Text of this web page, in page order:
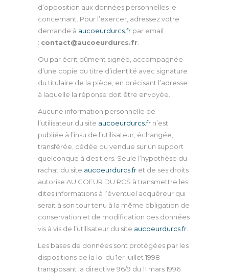
d’opposition aux données personnelles le
concernant. Pour l’exercer, adressez votre
demande à aucoeurdurcs.fr par email
: contact@aucoeurdurcs.fr
Ou par écrit dûment signée, accompagnée
d’une copie du titre d’identité avec signature
du titulaire de la pièce, en précisant l’adresse
à laquelle la réponse doit être envoyée.
Aucune information personnelle de
l’utilisateur du site aucoeurdurcs.fr n’est
publiée à l’insu de l’utilisateur, échangée,
transférée, cédée ou vendue sur un support
quelconque à des tiers. Seule l’hypothèse du
rachat du site aucoeurdurcs.fr et de ses droits
autorise AU COEUR DU RCS à transmettre les
dites informations à l’éventuel acquéreur qui
serait à son tour tenu à la même obligation de
conservation et de modification des données
vis à vis de l’utilisateur du site aucoeurdurcs.fr
Les bases de données sont protégées par les
dispositions de la loi du 1er juillet 1998
transposant la directive 96/9 du 11 mars 1996